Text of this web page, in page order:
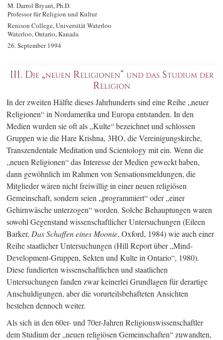
M. Darrol Bryant, Ph.D.
Professor für Religion und Kultur
Renison College, Universität Waterloo
Waterloo, Ontario, Kanada
26. September 1994
III. Die „neuen Religionen“ und das Studium der
Religion
In der zweiten Hälfte dieses Jahrhunderts sind eine Reihe „neuer
Religionen“ in Nordamerika und Europa entstanden. In den
Medien wurden sie oft als „Kulte“ bezeichnet und schlossen
Gruppen wie die Hare Krishna, 3HO, die Vereinigungskirche,
Transzendentale Meditation und Scientology mit ein. Wenn die
„neuen Religionen“ das Interesse der Medien geweckt haben,
dann gewöhnlich im Rahmen von Sensationsmeldungen, die
Mitglieder wären nicht freiwillig in einer neuen religiösen
Gemeinschaft, sondern seien „programmiert“ oder „einer
Gehirnwäsche unterzogen“ worden. Solche Behauptungen waren
sowohl Gegenstand wissenschaftlicher Untersuchungen (Eileen
Barker, Das Schaffen eines Moonie, Oxford, 1984) wie auch einer
Reihe staatlicher Untersuchungen (Hill Report über „Mind-
Development-Gruppen, Sekten und Kulte in Ontario“, 1980).
Diese fundierten wissenschaftlichen und staatlichen
Untersuchungen fanden zwar keinerlei Grundlagen für derartige
Anschuldigungen, aber die vorurteilsbehafteten Ansichten
bestehen dennoch weiter.
Als sich in den 60er- und 70er-Jahren Religionswissenschaftler
dem Studium der „neuen religiösen Gemeinschaften“ zuwandten,